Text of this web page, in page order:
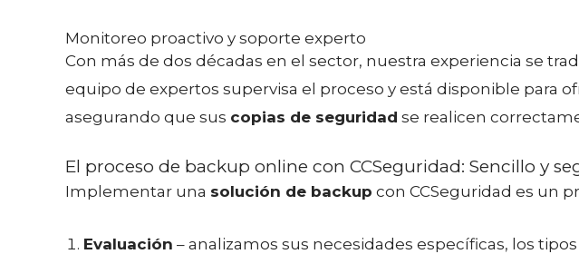
Monitoreo proactivo y soporte experto
Con más de dos décadas en el sector, nuestra experiencia se
equipo de expertos supervisa el proceso y está disponible para
asegurando que sus copias de seguridad se realicen
El proceso de backup online con CCSeguridad: Sencillo y
Implementar una solución de backup con CCSeguridad es un
Evaluación – analizamos sus necesidades específicas, los